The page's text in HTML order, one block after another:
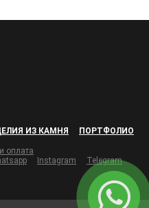
ИЗ КАМНЯ ПОРТФОЛИО
оплата
Instagram Telegram